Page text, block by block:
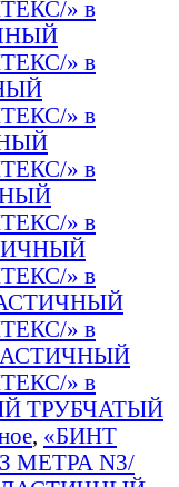
» в
» в
» в
» в
» в
» в
» в
» в
ТРУБЧАТЫЙ
, «БИНТ
МЕТРА N3/